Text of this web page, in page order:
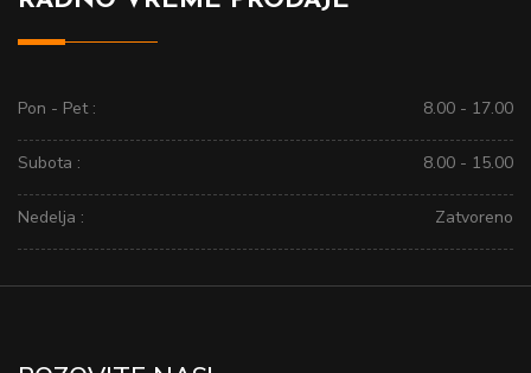
Pon - Pet : 8.00 - 17.00
Subota : 8.00 - 15.00
Nedelja : Zatvoreno